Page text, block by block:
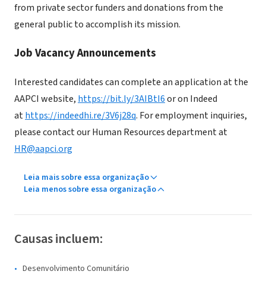
from private sector funders and donations from the
general public to accomplish its mission.
Job Vacancy Announcements
Interested candidates can complete an application at the
AAPCI website, https://bit.ly/3AIBtI6or on Indeed
athttps://indeedhi.re/3V6j28q. For employment inquiries,
please contact our Human Resources department at
HR@aapci.org
Leia mais sobre essa organização
Leia menos sobre essa organização
Causas incluem:
Desenvolvimento Comunitário